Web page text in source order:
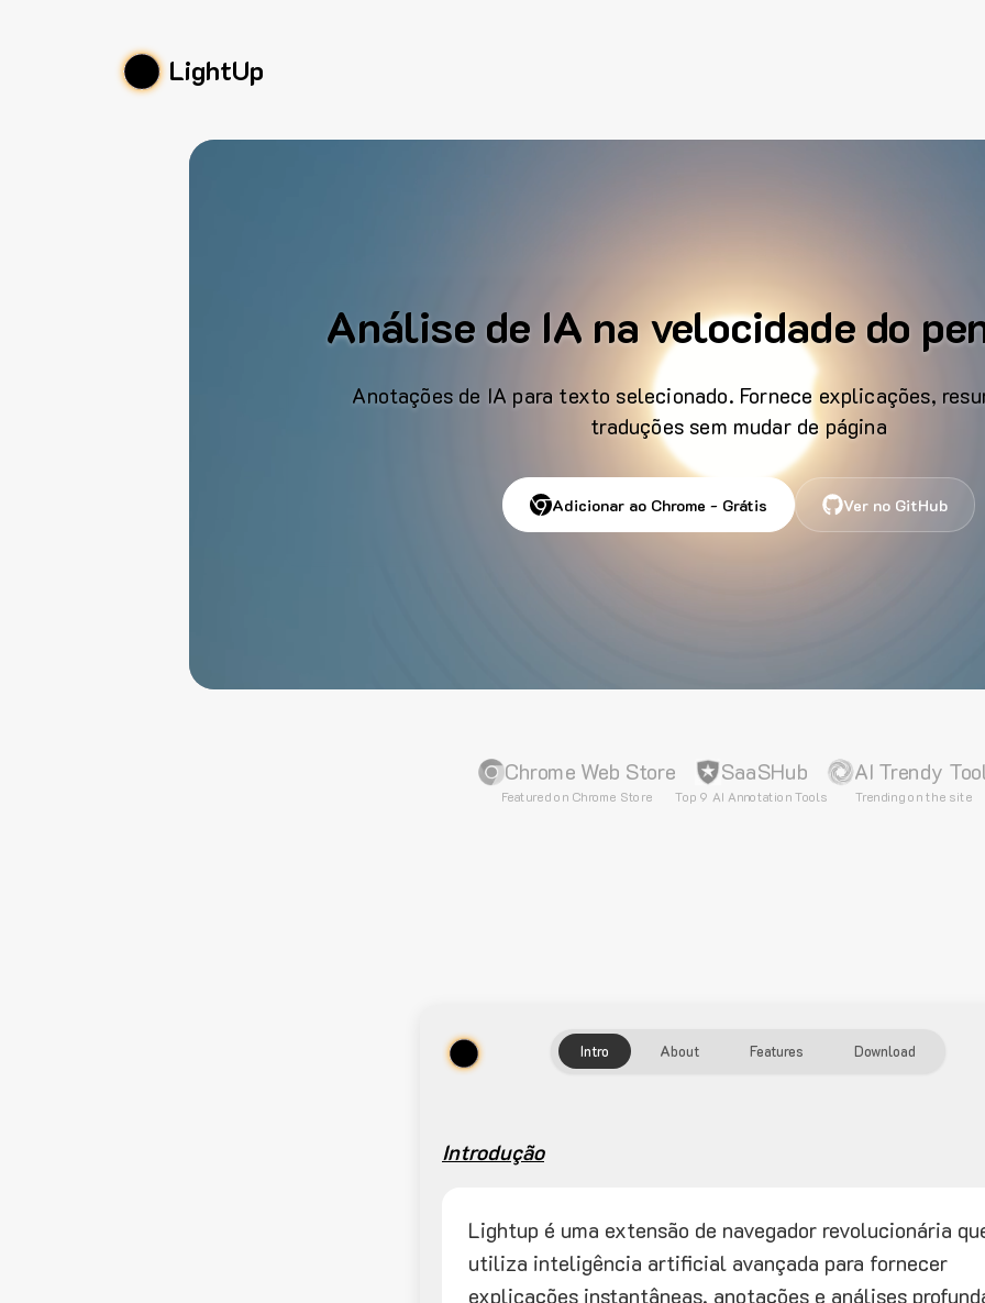
LightUp
Análise de IA na velocidade do
Anotações de IA para texto selecionado. Fornece explicações,
traduções sem mudar de página
Adicionar ao Chrome - Grátis Ver no GitHub
Chrome Web Store
Featured on Chrome Store
SaaSHub
Top 9 AI Annotation Tools
AI Trendy
Trending on the site
Intro About Features Download
Introdução
Lightup é uma extensão de navegador revolucionária
utiliza inteligência artificial avançada para fornecer
explicações instantâneas, anotações e análises